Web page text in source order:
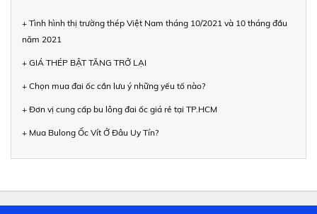
+ Tình hình thị trường thép Việt Nam tháng 10/2021 và 10 tháng đầu
năm 2021
+ GIÁ THÉP BẬT TĂNG TRỞ LẠI
+ Chọn mua đai ốc cần lưu ý những yếu tố nào?
+ Đơn vị cung cấp bu lông đai ốc giá rẻ tại TP.HCM
+ Mua Bulong Ốc Vít Ở Đâu Uy Tín?